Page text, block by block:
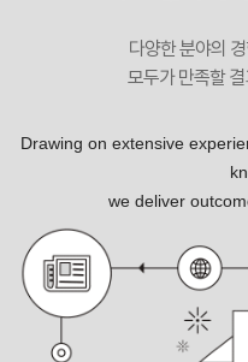
세계로 나아가는 반도체 어셈블리
다양한 분야의
모두가 만족할
Drawing on extensive
we deliver